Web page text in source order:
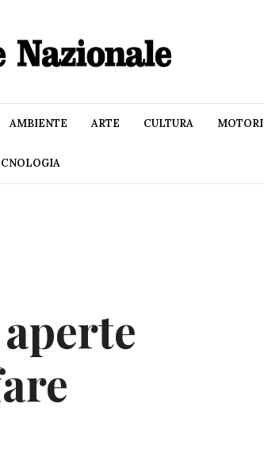
AMBIENTE ARTE CULTURA MOTORI